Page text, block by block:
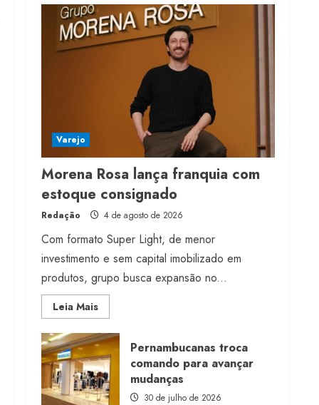
Projeto testa passaporte
digital na moda nacional
4 de agosto de 2026
Morena Rosa lança
franquia com estoque
consignado
4 de agosto de 2026
Varejo
Morena Rosa lança franquia com
estoque consignado
Redação 4 de agosto de 2026
Com formato Super Light, de menor
investimento e sem capital imobilizado em
produtos, grupo busca expansão no...
Leia MaisRead
more
Morena
Rosa
lança
franquia
com
estoque
consignado
Pernambucanas troca
comando para avançar
mudanças
30 de julho de 2026